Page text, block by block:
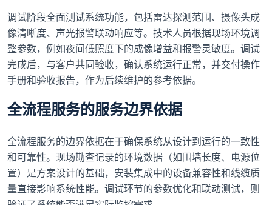
调试阶段全面测试系统功能，包括雷达探测范围、摄像头成
像清晰度、声光报警联动响应等。技术人员根据现场环境调
整参数，例如夜间低照度下的成像增益和报警灵敏度。调试
完成后，与客户共同验收，确认系统运行正常，并交付操作
手册和验收报告，作为后续维护的参考依据。
全流程服务的服务边界依据
全流程服务的边界依据在于确保系统从设计到运行的一致性
和可靠性。现场勘查记录的环境数据（如围墙长度、电源位
置）是方案设计的基础，安装集成中的设备兼容性和线缆质
量直接影响系统性能。调试环节的参数优化和联动测试，则